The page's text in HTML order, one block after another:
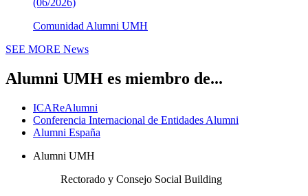
(06/2026)
Comunidad Alumni UMH
SEE MORE News
Alumni UMH es miembro de...
ICAReAlumni
Conferencia Internacional de Entidades Alumni
Alumni España
Alumni UMH
Rectorado y Consejo Social Building